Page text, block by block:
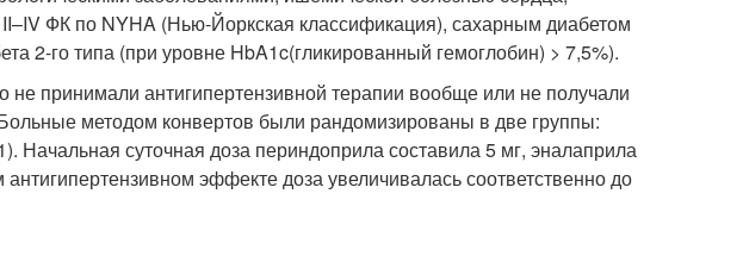
II–IV ФК по NYHA (Нью-Йоркская классификация), сахарным диабетом
2-го типа (при уровне HbA1c(гликированный гемоглобин) > 7,5%).
принимали антигипертензивной терапии вообще или не получали
методом конвертов были рандомизированы в две группы:
Начальная суточная доза периндоприла составила 5 мг, эналаприла
эффекте доза увеличивалась соответственно до